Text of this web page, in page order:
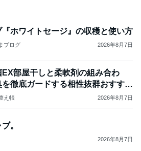
ホワイトセージ』の収穫と使い方
ブログ 2026年8月7日
EX部屋干しと柔軟剤の組み合わ
徹底ガードする相性抜群おすすめ
え帳 2026年8月7日
。
2026年8月7日